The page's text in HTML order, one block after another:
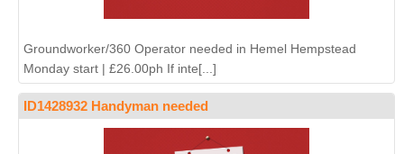
Groundworker/360 Operator needed in Hemel Hempstead
Monday start | £26.00ph If inte[...]
ID1428932 Handyman needed